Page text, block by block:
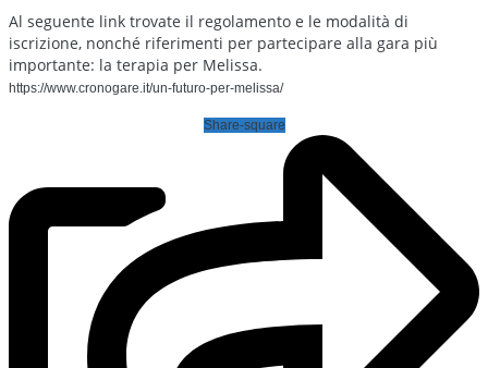
Al seguente link trovate il regolamento e le modalità di
iscrizione, nonché riferimenti per partecipare alla gara più
importante: la terapia per Melissa.
https://www.cronogare.it/un-futuro-per-melissa/
Share-square